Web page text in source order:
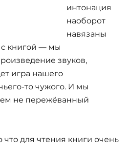
интонация
наоборот
навязаны
с книгой — мы
звуков,
игра нашего
то чужого. И мы
не пережёванный
что для чтения книги очень